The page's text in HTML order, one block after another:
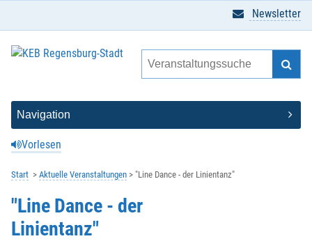
Vorlesen
Newsletter
Start Aktuelle Veranstaltungen "Line Dance - der Linientanz"
"Line Dance - der
Linientanz"